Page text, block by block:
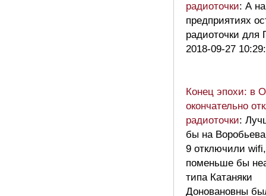
радиоточки: А на
предприятиях
радиоточки для
2018-09-27
Конец эпохи: в
окончательно
радиоточки:
бы на
9 отключили wifi,
поменьше бы
типа Катаняки
Доновановны